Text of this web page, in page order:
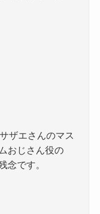
ザエさんのマス
おじさん役の
念です。